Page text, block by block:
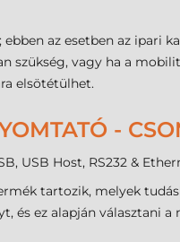
az esetben az ipari
vagy ha a
elsötétülhet.
-
USB Host, RS232 &
tartozik, melyek
ez alapján választani